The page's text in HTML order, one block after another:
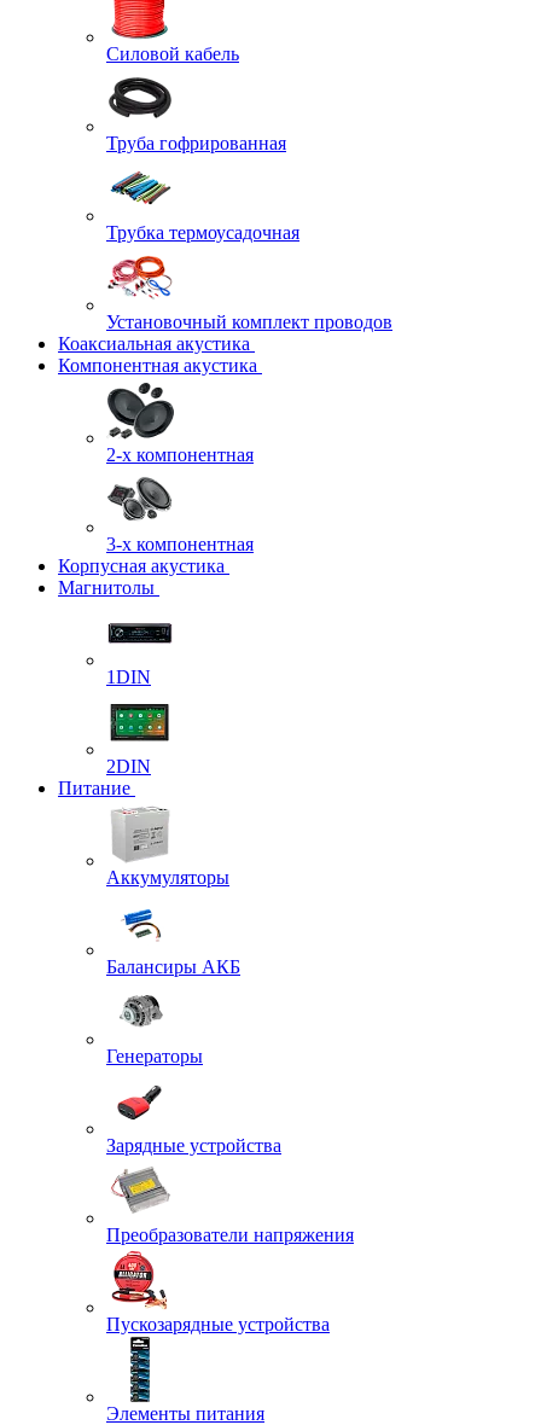
Силовой кабель
Труба гофрированная
Трубка термоусадочная
Установочный комплект проводов
Коаксиальная акустика
Компонентная акустика
2-х компонентная
3-х компонентная
Корпусная акустика
Магнитолы
1DIN
2DIN
Питание
Аккумуляторы
Балансиры АКБ
Генераторы
Зарядные устройства
Преобразователи напряжения
Пускозарядные устройства
Элементы питания